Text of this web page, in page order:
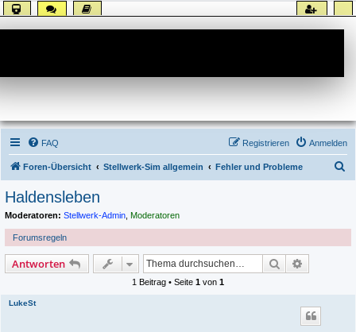
FAQ Anmelden
Registrieren
Foren-Übersicht Stellwerk-Sim allgemein Fehler und Probleme
Haldensleben
Moderatoren: Stellwerk-Admin Moderatoren
Forumsregeln
Antworten Suche
1 Beitrag • Seite 1 von 1
LukeSt